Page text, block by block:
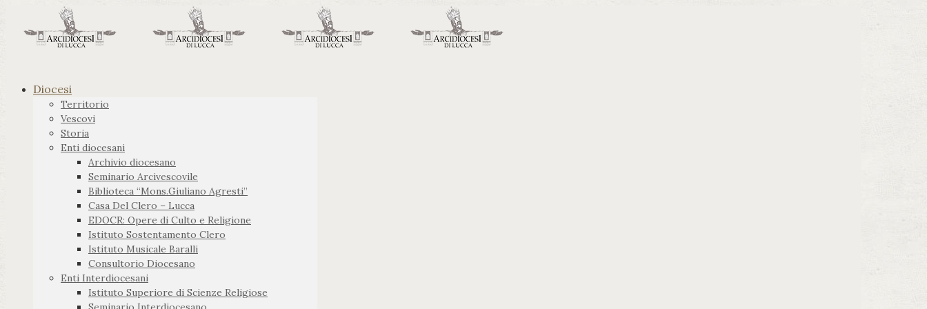
Diocesi
Territorio
Vescovi
Storia
Enti diocesani
Archivio diocesano
Seminario Arcivescovile
Biblioteca “Mons.Giuliano Agresti”
Casa Del Clero – Lucca
EDOCR: Opere di Culto e Religione
Istituto Sostentamento Clero
Istituto Musicale Baralli
Consultorio Diocesano
Enti Interdiocesani
Istituto Superiore di Scienze Religiose